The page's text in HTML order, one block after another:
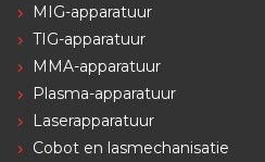
MIG-apparatuur
TIG-apparatuur
MMA-apparatuur
Plasma-apparatuur
Laserapparatuur
Cobot en lasmechanisatie